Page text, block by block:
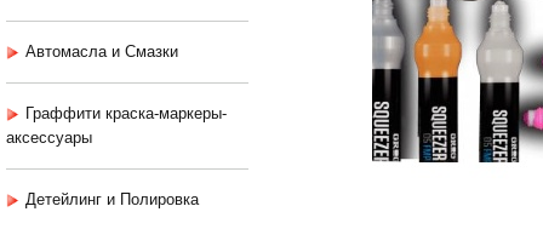
Автомасла и Смазки
Граффити краска-маркеры-
аксессуары
Детейлинг и Полировка